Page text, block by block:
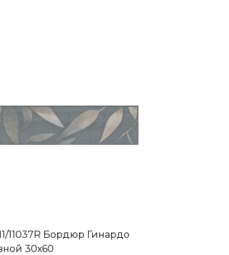
11037R Бордюр Гинардо
30х60